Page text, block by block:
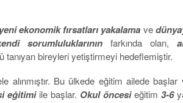
ekonomik fırsatları yakalama ve
sorumluluklarınınfarkında olan,
bireyleri yetiştirmeyi hedeflemiştir.
alınmıştır. Bu ülkede eğitim ailede başlar
eğitimiile başlar. Okul öncesieğitim 3-6